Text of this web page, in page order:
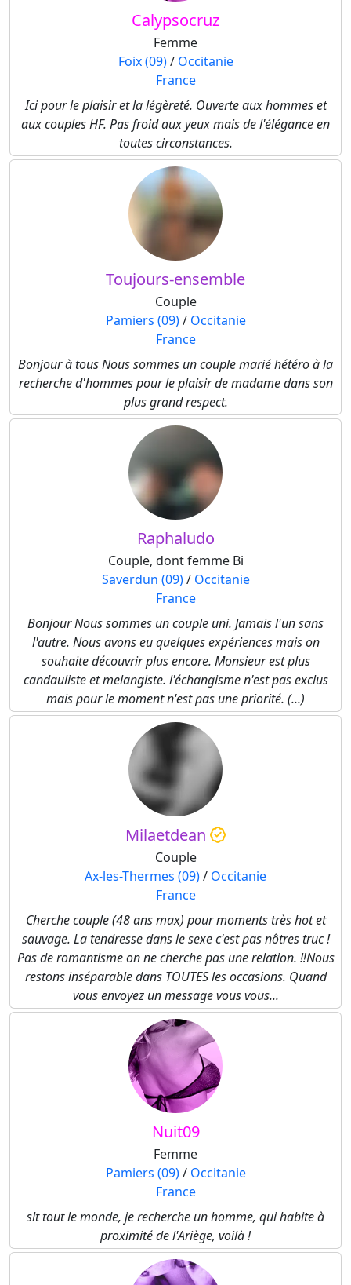
Calypsocruz
Femme
Foix (09)/ Occitanie
France
Ici pour le plaisir et la légèreté. Ouverte aux hommes et
aux couples HF. Pas froid aux yeux mais de l'élégance en
toutes circonstances.
Toujours-ensemble
Couple
Pamiers (09)/ Occitanie
France
Bonjour à tous Nous sommes un couple marié hétéro à la
recherche d'hommes pour le plaisir de madame dans son
plus grand respect.
Raphaludo
Couple, dont femme Bi
Saverdun (09)/ Occitanie
France
Bonjour Nous sommes un couple uni. Jamais l'un sans
l'autre. Nous avons eu quelques expériences mais on
souhaite découvrir plus encore. Monsieur est plus
candauliste et melangiste. l'échangisme n'est pas exclus
mais pour le moment n'est pas une priorité. (...)
Milaetdean
Couple
Ax-les-Thermes (09)/ Occitanie
France
Cherche couple (48 ans max) pour moments très hot et
sauvage. La tendresse dans le sexe c'est pas nôtres truc !
Pas de romantisme on ne cherche pas une relation. ‼️Nous
restons inséparable dans TOUTES les occasions. Quand
vous envoyez un message vous vous...
Nuit09
Femme
Pamiers (09)/ Occitanie
France
slt tout le monde, je recherche un homme, qui habite à
proximité de l'Ariège, voilà !